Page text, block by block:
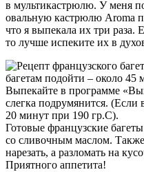
в мультикастрюлю. У меня
овальную кастрюлю Aroma
что я выпекала их три раза.
то лучше испеките их в
багетам подойти – около 45
Выпекайте в программе
слегка подрумянится. (Если
20 минут при 190 гр.С).
Готовые французские
со сливочным маслом.
нарезать, а разломать на
Приятного аппетита!